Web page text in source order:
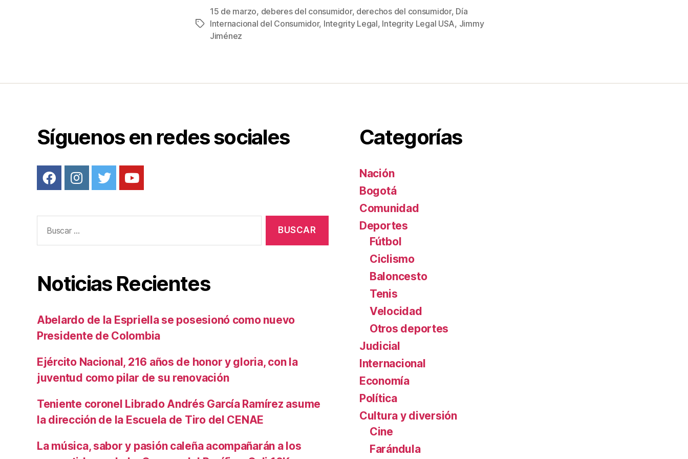
c
e
b
k
tt
er
ail er
e
m
p
Etiquetas
15 de marzo, deberes del consumidor, derechos del consumidor, Día
Internacional del Consumidor, Integrity Legal, Integrity Legal USA, Jimmy
Jiménez
Síguenos en redes sociales
Noticias Recientes
Abelardo de la Espriella se posesionó como nuevo
Presidente de Colombia
Ejército Nacional, 216 años de honor y gloria, con la
juventud como pilar de su renovación
Teniente coronel Librado Andrés García Ramírez asume
la dirección de la Escuela de Tiro del CENAE
La música, sabor y pasión caleña acompañarán a los
Categorías
Nación
Bogotá
Comunidad
Deportes
Fútbol
Ciclismo
Baloncesto
Tenis
Velocidad
Otros deportes
Judicial
Internacional
Economía
Política
Cultura y diversión
Cine
Farándula